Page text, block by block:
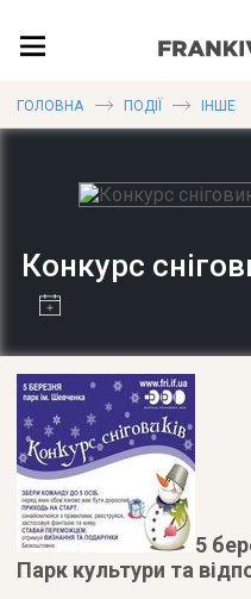
ПУБЛІКАЦІЇ
ГОЛОВНА ПОДІЇ ІНШЕ
Конкурс
5
Парк культури та